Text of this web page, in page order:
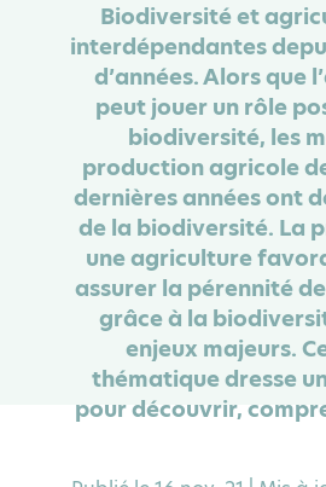
Biodiversité et
interdépendantes
d’années. Alors que
peut jouer un rôle
biodiversité, les
production agricole
dernières années ont
de la biodiversité. La
une agriculture
assurer la pérennité
grâce à la
enjeux majeurs.
thématique dresse
pour découvrir,